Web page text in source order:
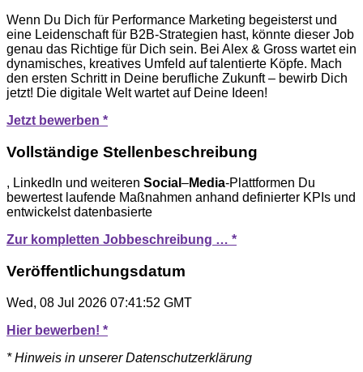
Wenn Du Dich für Performance Marketing begeisterst und
eine Leidenschaft für B2B-Strategien hast, könnte dieser Job
genau das Richtige für Dich sein. Bei Alex & Gross wartet ein
dynamisches, kreatives Umfeld auf talentierte Köpfe. Mach
den ersten Schritt in Deine berufliche Zukunft – bewirb Dich
jetzt! Die digitale Welt wartet auf Deine Ideen!
Jetzt bewerben *
Vollständige Stellenbeschreibung
, LinkedIn und weiteren Social –Media-Plattformen Du
bewertest laufende Maßnahmen anhand definierter KPIs und
entwickelst datenbasierte
Zur kompletten Jobbeschreibung … *
Veröffentlichungsdatum
Wed, 08 Jul 2026 07:41:52 GMT
Hier bewerben! *
* Hinweis in unserer Datenschutzerklärung